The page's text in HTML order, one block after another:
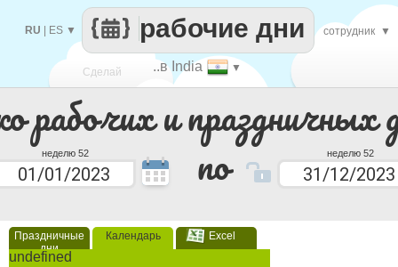
рабочих и праздничных
неделю 52 по неделю 52
Праздничные
дни
Календарь Excel
undefined
Сделай
каждый
..в India ▼
рабочие дни
RU ES ▼ сотрудник ▼